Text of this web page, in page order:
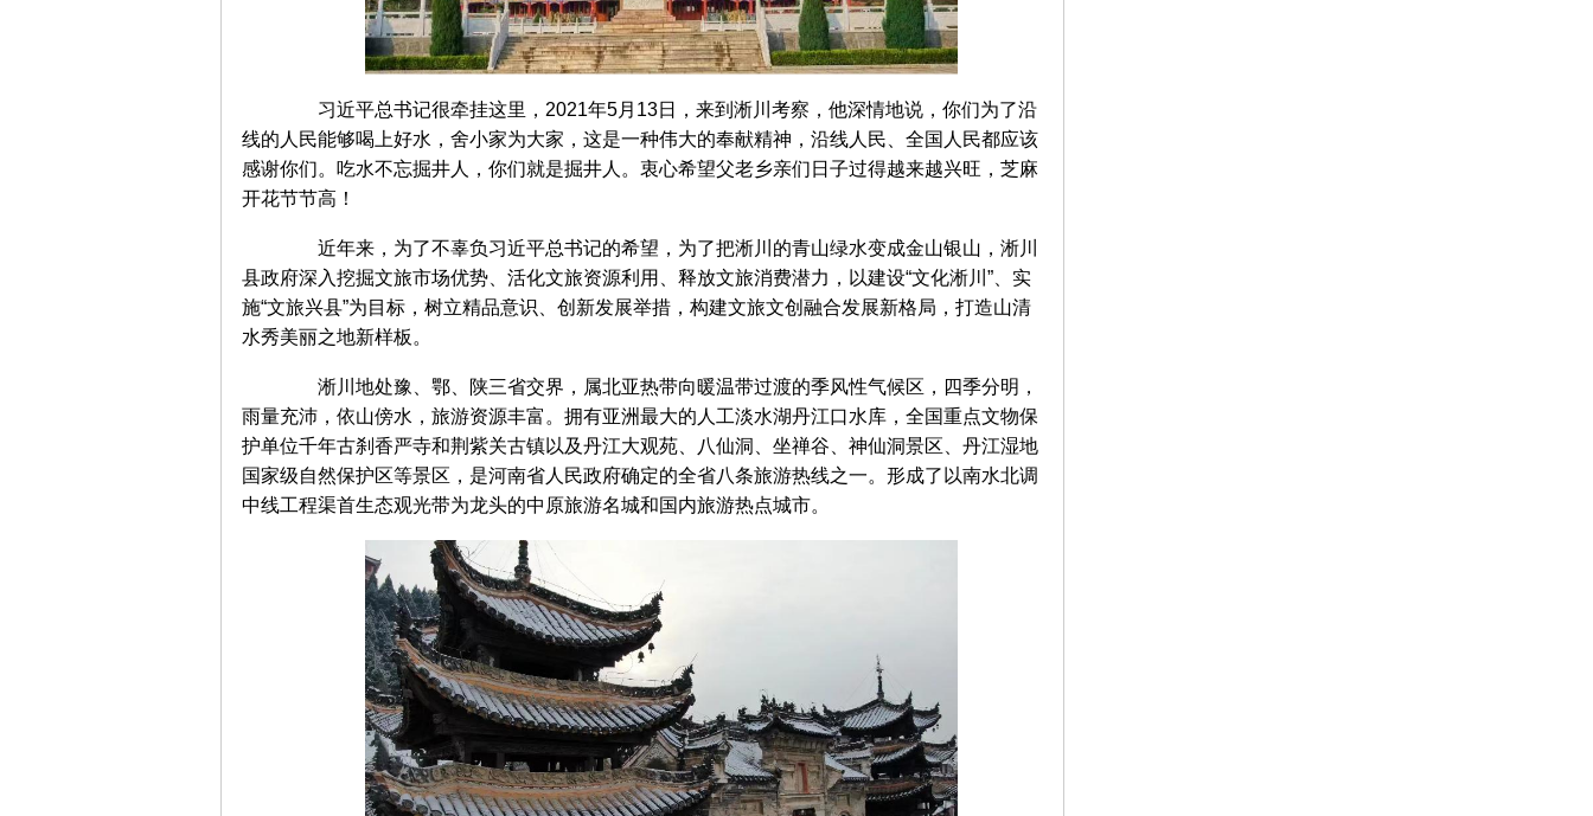
习近平总书记很牵挂这里，2021年5月13日，来到淅川考察，他深情地说，你们为了沿
线的人民能够喝上好水，舍小家为大家，这是一种伟大的奉献精神，沿线人民、全国人民都应该
感谢你们。吃水不忘掘井人，你们就是掘井人。衷心希望父老乡亲们日子过得越来越兴旺，芝麻
开花节节高！
近年来，为了不辜负习近平总书记的希望，为了把淅川的青山绿水变成金山银山，淅川
县政府深入挖掘文旅市场优势、活化文旅资源利用、释放文旅消费潜力，以建设“文化淅川”、实
施“文旅兴县”为目标，树立精品意识、创新发展举措，构建文旅文创融合发展新格局，打造山清
水秀美丽之地新样板。
淅川地处豫、鄂、陕三省交界，属北亚热带向暖温带过渡的季风性气候区，四季分明，
雨量充沛，依山傍水，旅游资源丰富。拥有亚洲最大的人工淡水湖丹江口水库，全国重点文物保
护单位千年古刹香严寺和荆紫关古镇以及丹江大观苑、八仙洞、坐禅谷、神仙洞景区、丹江湿地
国家级自然保护区等景区，是河南省人民政府确定的全省八条旅游热线之一。形成了以南水北调
中线工程渠首生态观光带为龙头的中原旅游名城和国内旅游热点城市。